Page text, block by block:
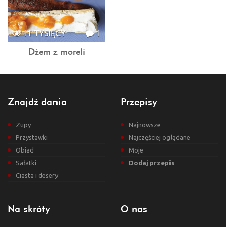
1
11 TYSIĘCY
Dżem z moreli
Znajdź dania
Zupy
Przystawki
Obiad
Sałatki
Ciasta i desery
Przepisy
Najnowsze
Najczęściej oglądane
Moje
Dodaj przepis
Na skróty O nas